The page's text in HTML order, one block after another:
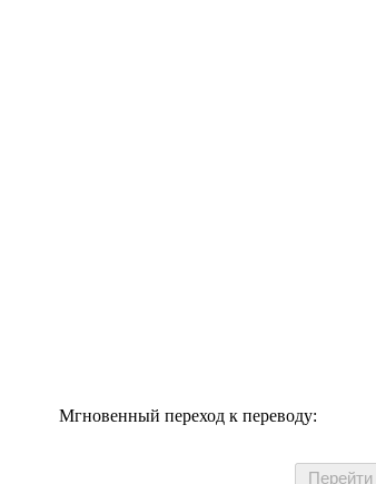
Мгновенный переход к переводу: